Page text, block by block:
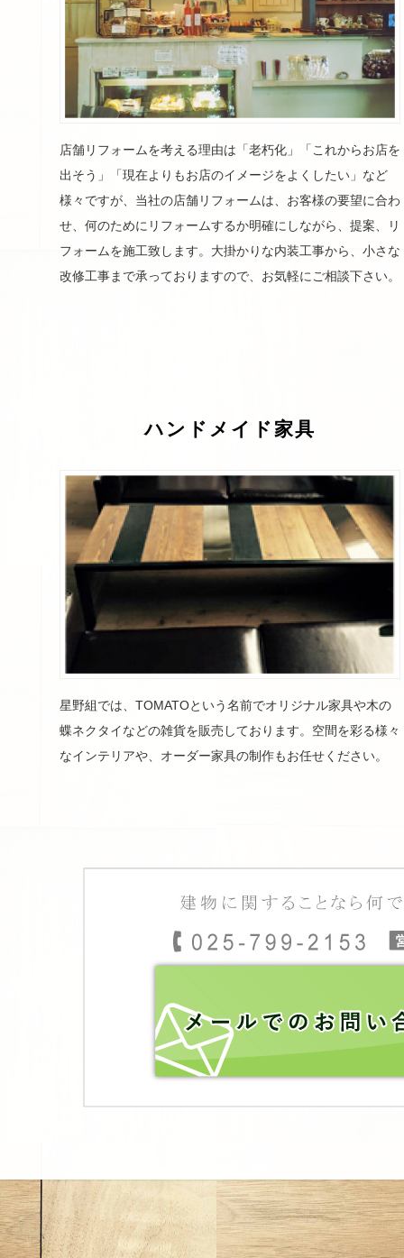
店舗リフォームを考える理由は「老朽化」「これからお店を
出そう」「現在よりもお店のイメージをよくしたい」など
様々ですが、当社の店舗リフォームは、お客様の要望に合わ
せ、何のためにリフォームするか明確にしながら、提案、リ
フォームを施工致します。大掛かりな内装工事から、小さな
改修工事まで承っておりますので、お気軽にご相談下さい。
ハンドメイド家具
星野組では、TOMATOという名前でオリジナル家具や木の
蝶ネクタイなどの雑貨を販売しております。空間を彩る様々
なインテリアや、オーダー家具の制作もお任せください。